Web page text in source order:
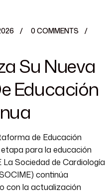
0 COMMENTS
Su Nueva
Educación
de Educación
para la educación
Sociedad de Cardiología
continúa
con la actualización